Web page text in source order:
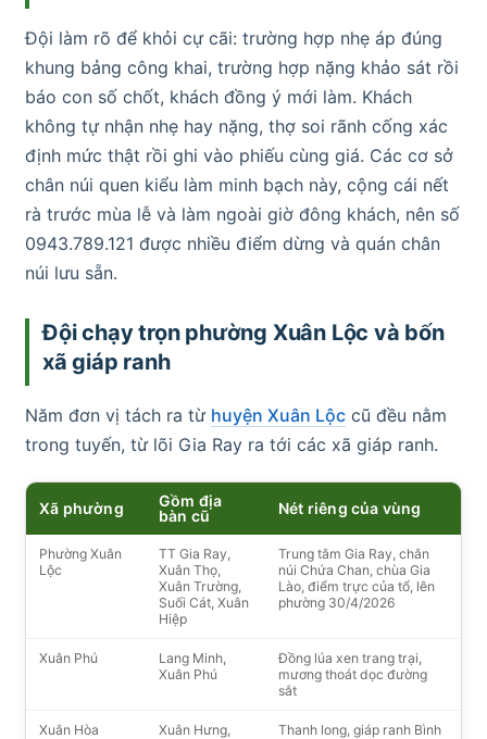
Đội làm rõ để khỏi cự cãi: trường hợp nhẹ áp đúng
khung bảng công khai, trường hợp nặng khảo sát rồi
báo con số chốt, khách đồng ý mới làm. Khách
không tự nhận nhẹ hay nặng, thợ soi rãnh cống xác
định mức thật rồi ghi vào phiếu cùng giá. Các cơ sở
chân núi quen kiểu làm minh bạch này, cộng cái nết
rà trước mùa lễ và làm ngoài giờ đông khách, nên số
0943.789.121 được nhiều điểm dừng và quán chân
núi lưu sẵn.
Đội chạy trọn phường Xuân Lộc và bốn
xã giáp ranh
Năm đơn vị tách ra từ huyện Xuân Lộc cũ đều nằm
trong tuyến, từ lõi Gia Ray ra tới các xã giáp ranh.
Xã phường
Gồm địa
bàn cũ
Nét riêng của vùng
Phường Xuân
Lộc
TT Gia Ray,
Xuân Thọ,
Xuân Trường,
Suối Cát, Xuân
Hiệp
Trung tâm Gia Ray, chân
núi Chứa Chan, chùa Gia
Lào, điểm trực của tổ, lên
phường 30/4/2026
Xuân Phú
Lang Minh,
Xuân Phú
Đồng lúa xen trang trại,
mương thoát dọc đường
sắt
Xuân Hòa
Xuân Hưng,
Thanh long, giáp ranh Bình